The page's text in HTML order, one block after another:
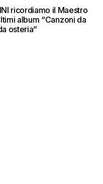
ricordiamo il Maestro
album “Canzoni da
osteria”